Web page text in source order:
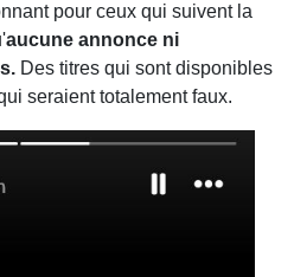
pour ceux qui suivent la
aucune annonce ni
Des titres qui sont disponibles
seraient totalement faux.